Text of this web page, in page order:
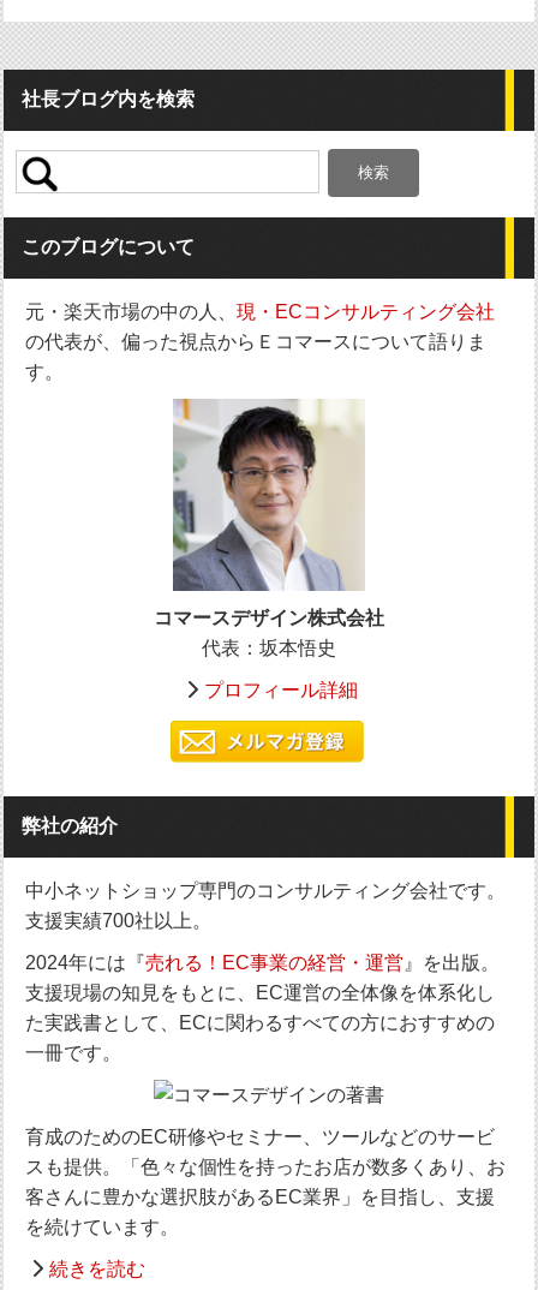
ゲ
ー
社長ブログ内を検索
検
索:
このブログについて
元・楽天市場の中の人、現・ECコンサルティング会社
の代表が、偏った視点からＥコマースについて語りま
す。
コマースデザイン株式会社
代表：坂本悟史
プロフィール詳細
弊社の紹介
中小ネットショップ専門のコンサルティング会社です。
支援実績700社以上。
2024年には『売れる！EC事業の経営・運営 』を出版。
支援現場の知見をもとに、EC運営の全体像を体系化し
た実践書として、ECに関わるすべての方におすすめの
一冊です。
育成のためのEC研修やセミナー、ツールなどのサービ
スも提供。「色々な個性を持ったお店が数多くあり、お
客さんに豊かな選択肢があるEC業界」を目指し、支援
を続けています。
続きを読む